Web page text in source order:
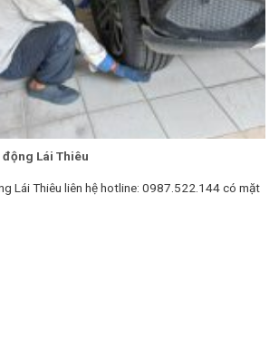
động Lái Thiêu
Lái Thiêu liên hệ hotline: 0987.522.144 có mặt